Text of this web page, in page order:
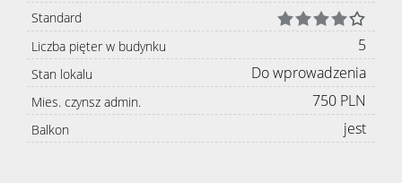
Standard
Liczba pięter w budynku
5
Stan lokalu Do wprowadzenia
Mies. czynsz admin. 750 PLN
Balkon jest